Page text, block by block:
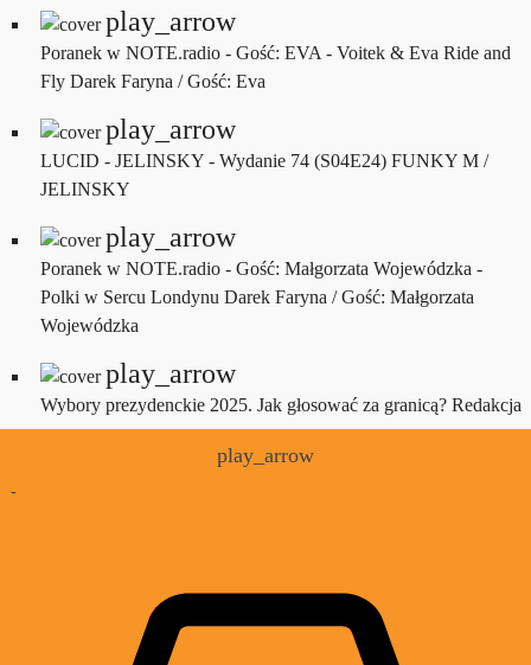
play_arrow
Poranek w NOTE.radio - Gość: EVA - Voitek & Eva Ride and
Fly Darek Faryna / Gość: Eva
play_arrow
LUCID - JELINSKY - Wydanie 74 (S04E24) FUNKY M /
JELINSKY
play_arrow
Poranek w NOTE.radio - Gość: Małgorzata Wojewódzka -
Polki w Sercu Londynu Darek Faryna / Gość: Małgorzata
Wojewódzka
play_arrow
Wybory prezydenckie 2025. Jak głosować za granicą? Redakcja
play_arrow
-